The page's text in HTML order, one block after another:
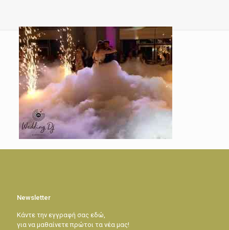
Newsletter
Κάντε την εγγραφή σας εδώ,
για να μαθαίνετε πρώτοι τα νέα μας!